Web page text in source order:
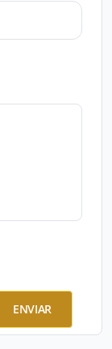
ENVIAR